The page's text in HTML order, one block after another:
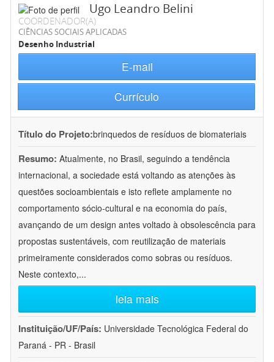
Ugo Leandro Belini
COORDENADOR(A)
CIÊNCIAS SOCIAIS APLICADAS
Desenho Industrial
E-mail
Currículo
Título do Projeto:brinquedos de resíduos de biomateriais
Resumo: Atualmente, no Brasil, seguindo a tendência
internacional, a sociedade está voltando as atenções às
questões socioambientais e isto reflete amplamente no
comportamento sócio-cultural e na economia do país,
avançando de um design antes voltado à obsolescência para
propostas sustentáveis, com reutilização de materiais
primeiramente considerados como sobras ou resíduos.
Neste contexto,...
leia mais
Instituição/UF/País: Universidade Tecnológica Federal do
Paraná - PR - Brasil